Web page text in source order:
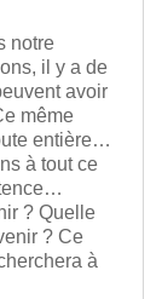
notre
il y a de
avoir
même
entière…
à tout ce
? Quelle
? Ce
à